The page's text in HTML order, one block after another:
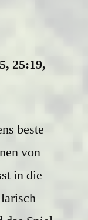
25:19,
beste
von
in die